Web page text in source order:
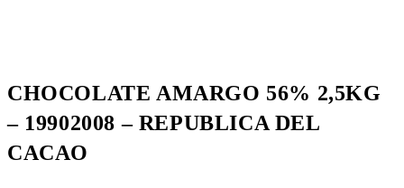
CHOCOLATE AMARGO 56% 2,5KG
– 19902008 – REPUBLICA DEL
CACAO